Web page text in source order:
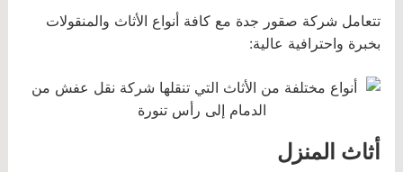
تتعامل شركة صقور جدة مع كافة أنواع الأثاث والمنقولات
بخبرة واحترافية عالية:
أثاث المنزل